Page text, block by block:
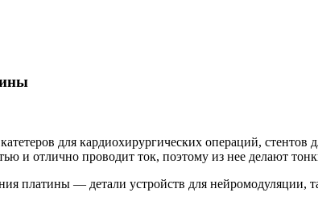
для кардиохирургических операций,
и отлично проводит ток, поэтому из нее делают
платины — детали устройств для нейромодуляции,